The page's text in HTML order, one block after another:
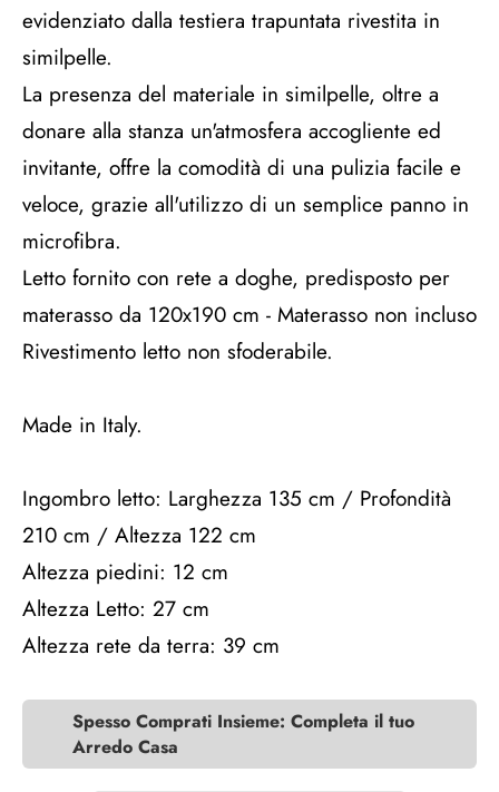
evidenziato dalla testiera trapuntata rivestita in
similpelle.
La presenza del materiale in similpelle, oltre a
donare alla stanza un'atmosfera accogliente ed
invitante, offre la comodità di una pulizia facile e
veloce, grazie all'utilizzo di un semplice panno in
microfibra.
Letto fornito con rete a doghe, predisposto per
materasso da 120x190 cm - Materasso non incluso
Rivestimento letto non sfoderabile.
Made in Italy.
Ingombro letto: Larghezza 135 cm / Profondità
210 cm / Altezza 122 cm
Altezza piedini: 12 cm
Altezza Letto: 27 cm
Altezza rete da terra: 39 cm
Spesso Comprati Insieme: Completa il tuo
Arredo Casa